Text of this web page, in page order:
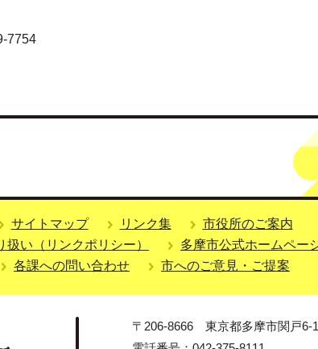
7754
サイトマップ リンク集
市役所のご案内
扱い（リンクポリシー）
多摩市公式ホームペー
各課への問い合わせ
市へのご意見・ご提案
〒206-8666 東京都多摩市関戸6-